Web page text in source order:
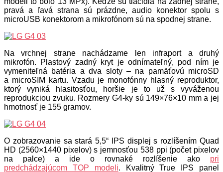
pravá a ľavá strana sú prázdne, audio konektor spolu s
microUSB konektorom a mikrofónom sú na spodnej strane.
Na vrchnej strane nachádzame len infraport a druhý
mikrofón. Plastový zadný kryt je odnímateľný, pod ním je
vymeniteľná batéria a dva sloty – na pamäťovú microSD
a microSIM kartu. Vzadu je monofónny hlasný reproduktor,
ktorý vyniká hlasitosťou, horšie je to už s vyváženou
reprodukciou zvuku. Rozmery G4-ky sú 149×76×10 mm a jej
hmotnosť je 155 gramov.
O zobrazovanie sa stará 5,5“ IPS displej s rozlíšením Quad
HD (2560×1440 pixelov) s jemnosťou 538 ppi (počet pixelov
na palce) a ide o rovnaké rozlíšenie ako pri
predchádzajúcom TOP modeli. Kvalitný True IPS panel